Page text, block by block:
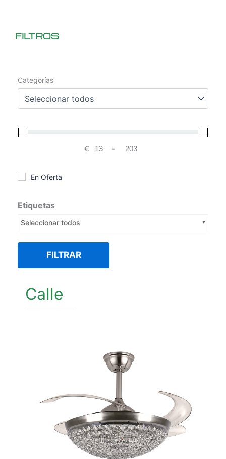
FILTROS
Categorías
€ Minimum Price
- Maximum Price
En Oferta
Etiquetas
Seleccionar todos
FILTRAR
Calle